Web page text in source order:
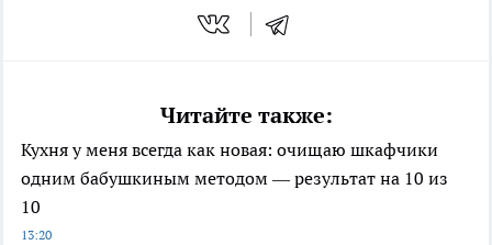
Читайте также:
Кухня у меня всегда как новая: очищаю шкафчики
одним бабушкиным методом — результат на 10 из
10
13:20